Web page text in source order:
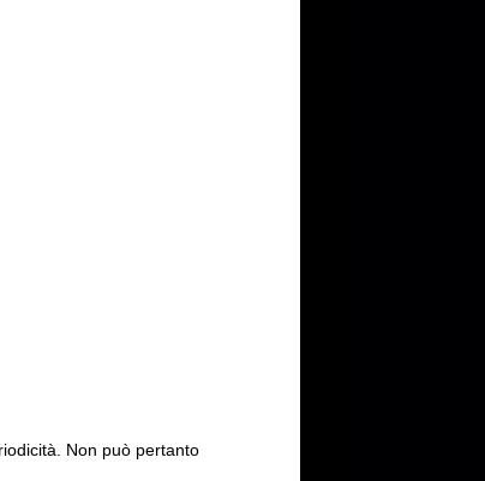
Non può pertanto